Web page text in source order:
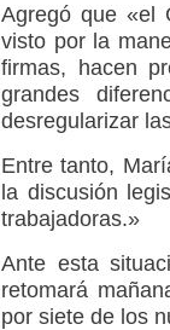
Agregó que «el
visto por la
firmas, hacen
grandes
desregularizar
Entre tanto,
la discusión
trabajadoras.»
Ante esta
retomará
por siete de los